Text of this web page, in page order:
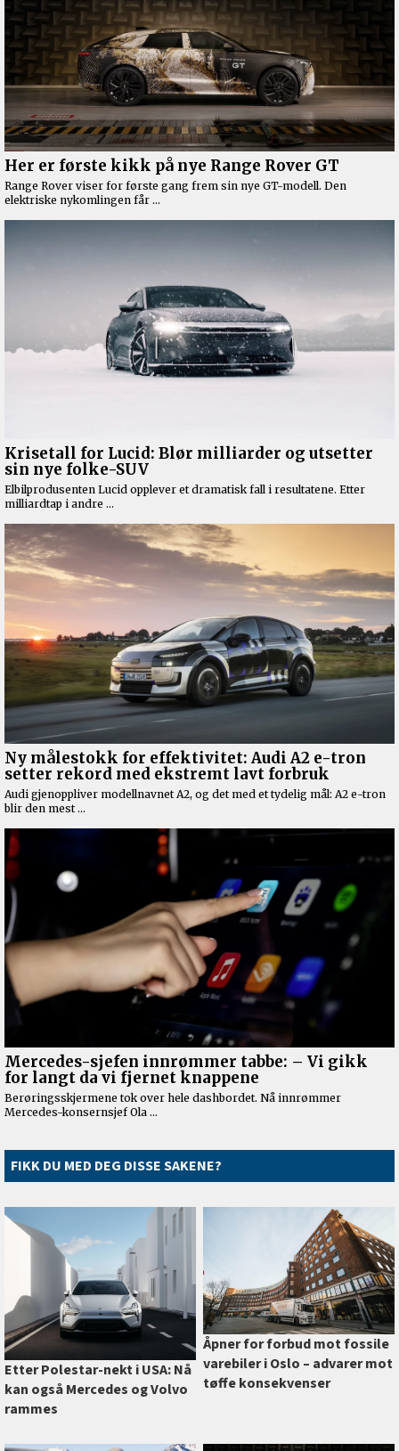
FIKK DU MED DEG DISSE SAKENE?
Etter Polestar-nekt i USA: Nå
kan også Mercedes og Volvo
rammes
Åpner for forbud mot fossile
varebiler i Oslo –⁠ advarer mot
tøffe konsekvenser